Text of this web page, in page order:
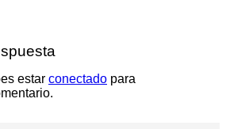
estar conectado para